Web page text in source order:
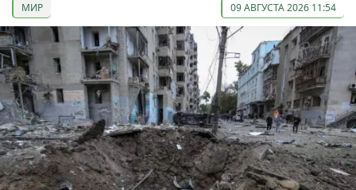
МИР 09 АВГУСТА 2026 11:54